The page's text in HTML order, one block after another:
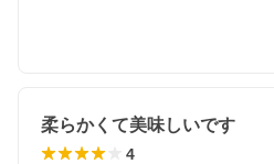
柔らかくて美味しいです
4